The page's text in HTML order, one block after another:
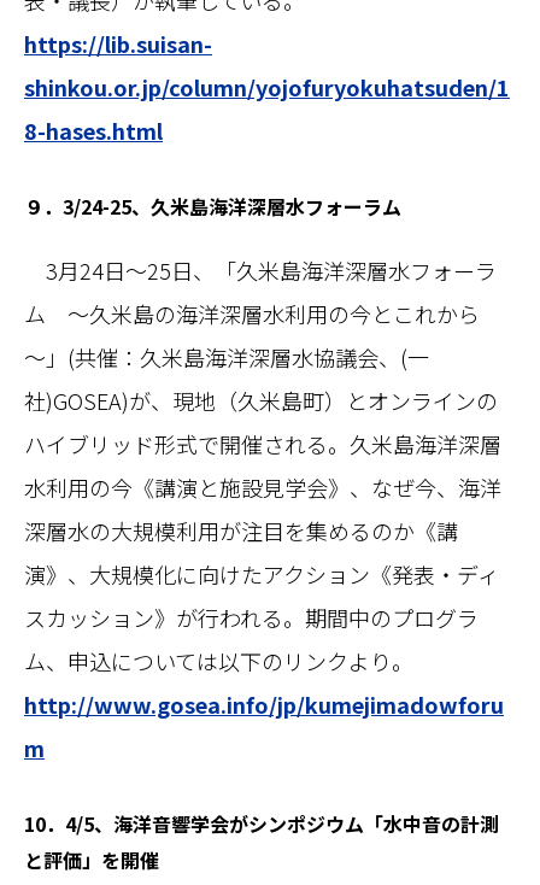
https://lib.suisan-
shinkou.or.jp/column/yojofuryokuhatsuden/1
8-hases.html
９．3/24-25、久米島海洋深層水フォーラム
3月24日～25日、「久米島海洋深層水フォーラ
ム ～久米島の海洋深層水利用の今とこれから
～」(共催：久米島海洋深層水協議会、(一
社)GOSEA)が、現地（久米島町）とオンラインの
ハイブリッド形式で開催される。久米島海洋深層
水利用の今《講演と施設見学会》、なぜ今、海洋
深層水の大規模利用が注目を集めるのか《講
演》、大規模化に向けたアクション《発表・ディ
スカッション》が行われる。期間中のプログラ
ム、申込については以下のリンクより。
http://www.gosea.info/jp/kumejimadowforu
m
10．4/5、海洋音響学会がシンポジウム「水中音の計測
と評価」を開催